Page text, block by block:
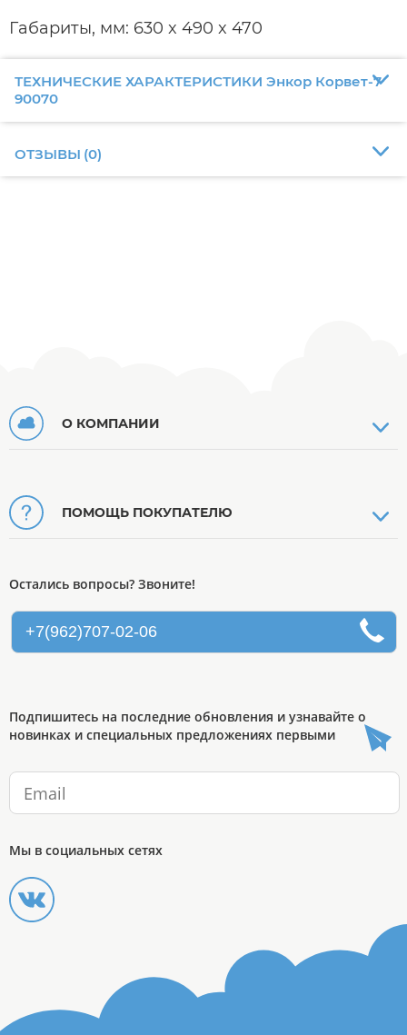
Габариты, мм: 630 x 490 x 470
ТЕХНИЧЕСКИЕ ХАРАКТЕРИСТИКИ Энкор Корвет-7
90070
ОТЗЫВЫ (0)
О КОМПАНИИ
ПОМОЩЬ ПОКУПАТЕЛЮ
Остались вопросы? Звоните!
+7(962)707-02-06
Подпишитесь на последние обновления и узнавайте о
новинках и специальных предложениях первыми
Мы в социальных сетях